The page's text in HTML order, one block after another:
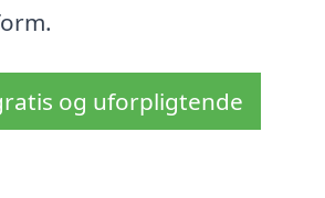
og uforpligtende